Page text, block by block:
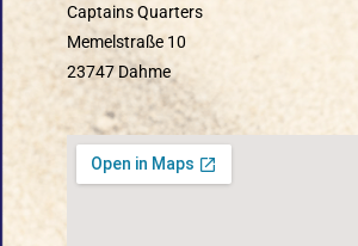
Captains Quarters
Memelstraße 10
23747 Dahme